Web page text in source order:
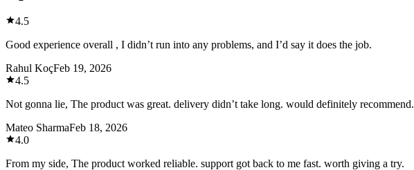
4.5
Good experience overall , I didn’t run into any problems, and I’d say it does the job.
Rahul KoçFeb 19, 2026
4.5
Not gonna lie, The product was great. delivery didn’t take long. would definitely recommend.
Mateo SharmaFeb 18, 2026
4.0
From my side, The product worked reliable. support got back to me fast. worth giving a try.